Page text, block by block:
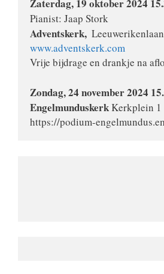
Pianist: Jaap Stork
Adventskerk,
www.adventskerk.com
Vrije bijdrage en drankje na
Zondag, 24 november 2024
Engelmunduskerk Kerkplein 1